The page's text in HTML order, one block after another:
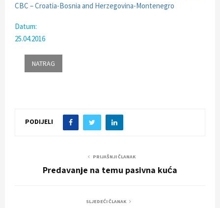
CBC – Croatia-Bosnia and Herzegovina-Montenegro
Datum:
25.04.2016
PODIJELI
PRIJAŠNJI ČLANAK
Predavanje na temu pasivna kuća
SLJEDEĆI ČLANAK